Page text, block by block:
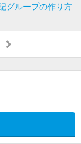
グループの作り方